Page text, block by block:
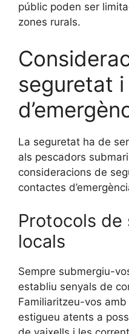
públic poden ser
zones rurals.
seguretat
La seguretat ha de
als pescadors
consideracions de
contactes
Protocols
locals
Sempre submergiu-
establiu senyals de
Familiaritzeu-vos
estigueu atents a